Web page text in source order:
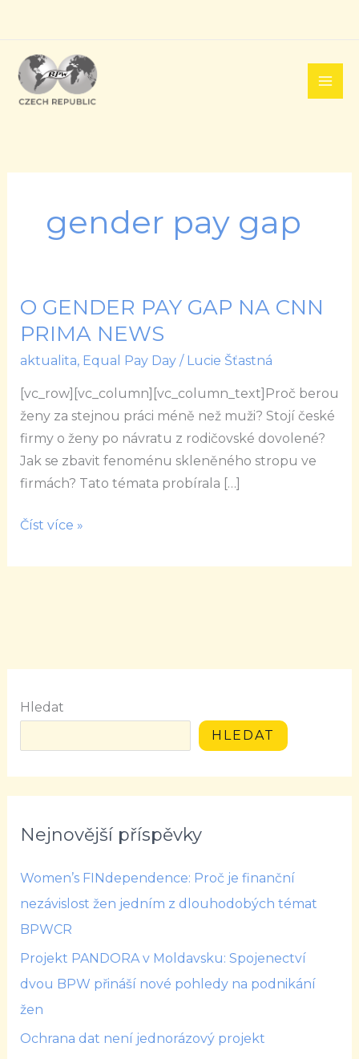
obsah
gender pay gap
O GENDER PAY GAP NA CNN
PRIMA NEWS
aktualita, Equal Pay Day/ Lucie Šťastná
[vc_row][vc_column][vc_column_text]Proč berou
ženy za stejnou práci méně než muži? Stojí české
firmy o ženy po návratu z rodičovské dovolené?
Jak se zbavit fenoménu skleněného stropu ve
firmách? Tato témata probírala […]
O
GENDER
NA
CNN
PRIMA
NEWS
Číst více »
Hledat
HLEDAT
Nejnovější příspěvky
Women’s FINdependence: Proč je finanční
nezávislost žen jedním z dlouhodobých témat
BPWCR
Projekt PANDORA v Moldavsku: Spojenectví
dvou BPW přináší nové pohledy na podnikání
žen
Ochrana dat není jednorázový projekt